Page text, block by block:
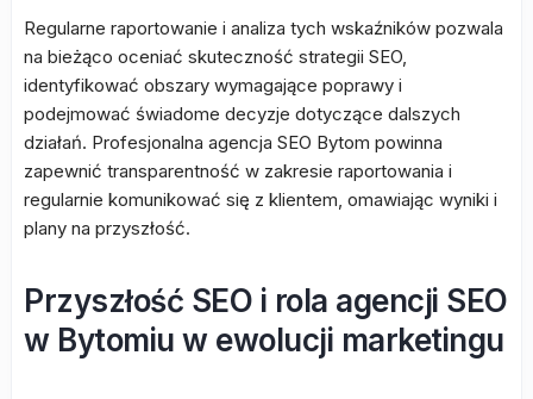
Regularne raportowanie i analiza tych wskaźników pozwala
na bieżąco oceniać skuteczność strategii SEO,
identyfikować obszary wymagające poprawy i
podejmować świadome decyzje dotyczące dalszych
działań. Profesjonalna agencja SEO Bytom powinna
zapewnić transparentność w zakresie raportowania i
regularnie komunikować się z klientem, omawiając wyniki i
plany na przyszłość.
Przyszłość SEO i rola agencji SEO
w Bytomiu w ewolucji marketingu